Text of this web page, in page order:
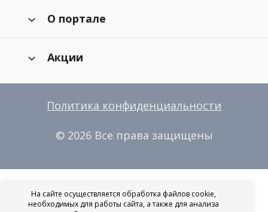
О портале
Акции
Политика конфиденциальности
© 2026 Все права защищены
На сайте осуществляется обработка файлов cookie,
необходимых для работы сайта, а также для анализа